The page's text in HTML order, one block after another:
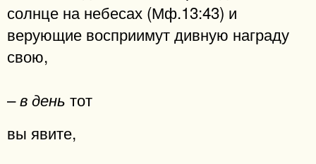
солнце на небесах (Мф.13:43) и
верующие восприимут дивную награду
свою,
–в день тот
вы явите,